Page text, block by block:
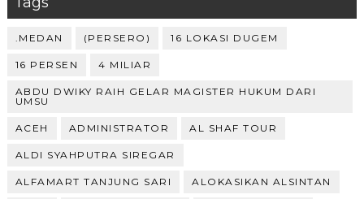
.MEDAN (PERSERO) 16 LOKASI DUGEM
16 PERSEN 4 MILIAR
ABDU DWIKY RAIH GELAR MAGISTER HUKUM DARI
UMSU
ACEH ADMINISTRATOR AL SHAF TOUR
ALDI SYAHPUTRA SIREGAR
ALFAMART TANJUNG SARI ALOKASIKAN ALSINTAN